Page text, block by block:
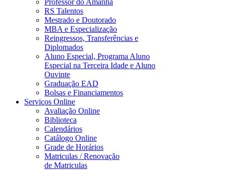
Professor do Amanhã
RS Talentos
Mestrado e Doutorado
MBA e Especialização
Reingressos, Transferências e
Diplomados
Aluno Especial, Programa Aluno
Especial na Terceira Idade e Aluno
Ouvinte
Graduação EAD
Bolsas e Financiamentos
Serviços Online
Avaliação Online
Biblioteca
Calendários
Catálogo Online
Grade de Horários
Matriculas / Renovação
de Matriculas